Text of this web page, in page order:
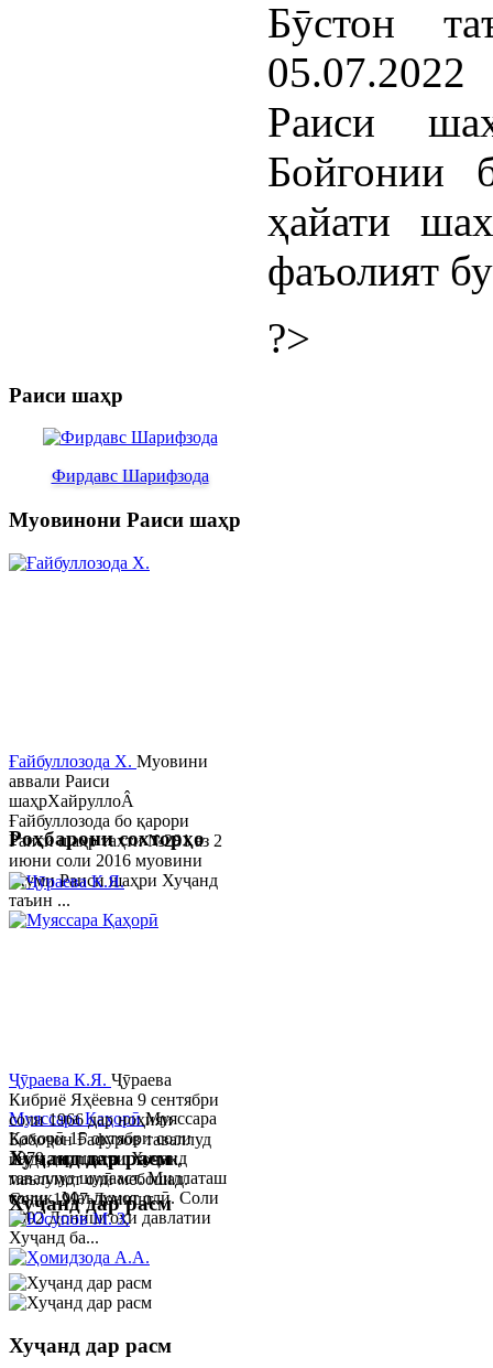
Бӯстон
Раиси
Бойгонии
ҳайати
фаъолият
?>
Раиси шаҳр
Фирдавс Шарифзода
Муовинони Раиси шаҳр
Ғайбуллозода Х. Муовини
аввали Раиси
шаҳрХайруллоÂ
Ғайбуллозода бо қарори
Раиси шаҳр таҳти №281 аз 2
июни соли 2016 муовини
якуми Раиси шаҳри Хуҷанд
таъин ...
Муяссара ҚаҳорӣМуяссара
Қаҳорӣ 15 октябри соли
1979 дар шаҳри Хуҷанд
таваллуд шудааст. Миллаташ
тоҷик. Маълумот олӣ. Соли
2002 Донишгоҳи давлатии
Хуҷанд ба...
Роҳбарони сохторҳо
Ҷӯраева К.Я. Ҷӯраева
Кибриё Яҳёевна 9 сентябри
соли 1966 дар ноҳияи
Бобоҷон Ғафуров таваллуд
шуда, миллаташ тоҷик,
маълумот олӣ мебошад.
Соли 1997 Донишг...
Хуҷанд дар расм
Хуҷанд дар расм
Хуҷанд дар расм